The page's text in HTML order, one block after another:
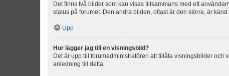
Det finns två bilder som kan visas tillsammans med ett
status på forumet. Den andra bilden, oftast är den större, är
Upp
Hur lägger jag till en visningsbild?
Det är upp till forumadministratören att tillåta visningsbilder
anledning till detta.